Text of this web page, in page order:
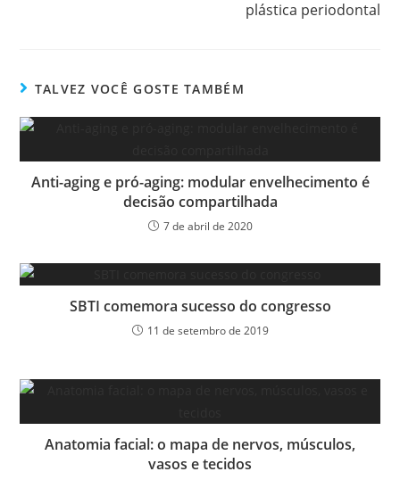
plástica periodontal
TALVEZ VOCÊ GOSTE TAMBÉM
Anti-aging e pró-aging: modular envelhecimento é
decisão compartilhada
7 de abril de 2020
SBTI comemora sucesso do congresso
11 de setembro de 2019
Anatomia facial: o mapa de nervos, músculos,
vasos e tecidos